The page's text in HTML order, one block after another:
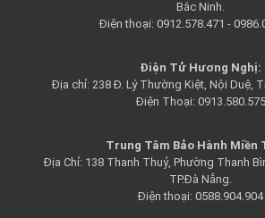
Bắc Ninh.
Điện thoại: 0912.578.471 -
Điện Tử Hương Nghị:
Địa chỉ: 238 Đ. Lý Thường Kiệt, Nội Duệ,
Điện Thoại: 0913.580.575
Trung Tâm Bảo Hành Miền
Địa Chỉ: 138 Thanh Thuỷ, Phường Thanh
TP.Đà Nẵng.
Điện thoại: 0588.904.904